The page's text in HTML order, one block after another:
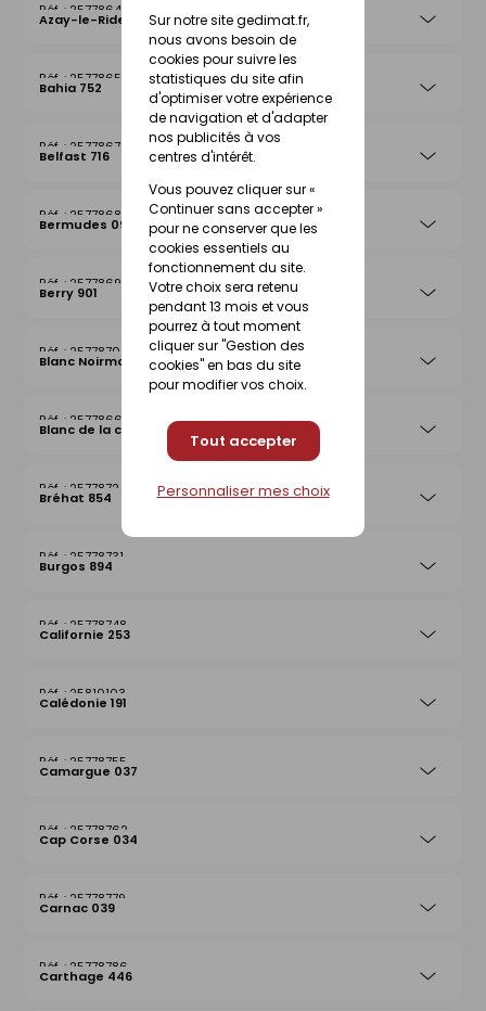
Sur notre site gedimat.fr,
nous avons besoin de
cookies pour suivre les
statistiques du site afin
d'optimiser votre expérience
de navigation et d'adapter
nos publicités à vos
centres d'intérêt.
Vous pouvez cliquer sur «
Continuer sans accepter »
pour ne conserver que les
cookies essentiels au
fonctionnement du site.
Votre choix sera retenu
pendant 13 mois et vous
pourrez à tout moment
cliquer sur "Gestion des
cookies" en bas du site
pour modifier vos choix.
Tout accepter
Personnaliser mes choix
25778649
Azay-le-Rideau 026
25778656
Bahia 752
25778670
Belfast 716
25778687
Bermudes 097
25778694
Berry 901
25778700
Blanc Noirmoutier 013
25778663
Blanc de la côte
25778724
Bréhat 854
25778731
Burgos 894
25778748
Californie 253
25810103
Calédonie 191
25778755
Camargue 037
25778762
Cap Corse 034
25778779
Carnac 039
25778786
Carthage 446